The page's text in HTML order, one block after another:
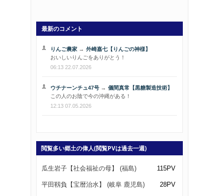
最新のコメント
りんご農家 → 外崎嘉七【りんごの神様】
おいしいりんごをありがとう！
06:13 22.07.2026
ウチナーンチュ47号 → 儀間真常【黒糖製造技術】
この人のお陰で今の沖縄がある！
12:13 07.05.2026
閲覧多い郷土の偉人(閲覧PVは過去一週)
瓜生岩子【社会福祉の母】 (福島) 115PV
平田靱負【宝暦治水】 (岐阜 鹿児島) 28PV